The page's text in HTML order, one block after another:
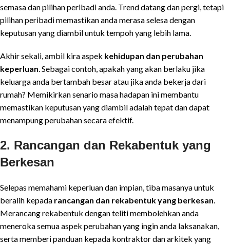
semasa dan pilihan peribadi anda. Trend datang dan pergi, tetapi
pilihan peribadi memastikan anda merasa selesa dengan
keputusan yang diambil untuk tempoh yang lebih lama.
Akhir sekali, ambil kira aspek kehidupan dan perubahan
keperluan . Sebagai contoh, apakah yang akan berlaku jika
keluarga anda bertambah besar atau jika anda bekerja dari
rumah? Memikirkan senario masa hadapan ini membantu
memastikan keputusan yang diambil adalah tepat dan dapat
menampung perubahan secara efektif.
2. Rancangan dan Rekabentuk yang
Berkesan
Selepas memahami keperluan dan impian, tiba masanya untuk
beralih kepada rancangan dan rekabentuk yang berkesan
Merancang rekabentuk dengan teliti membolehkan anda
meneroka semua aspek perubahan yang ingin anda laksanakan,
serta memberi panduan kepada kontraktor dan arkitek yang